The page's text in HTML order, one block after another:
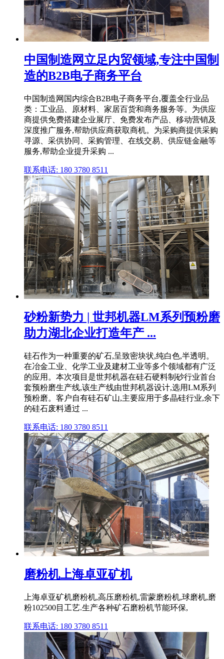
中国制造网立足内贸领域,专注中国制
造的B2B电子商务平台
中国制造网国内综合B2B电子商务平台,覆盖全行业品
类：工业品、原材料、家居百货和商务服务等。为供应
商提供免费搭建企业展厅、免费发布产品、移动营销及
深度推广服务,帮助供应商获取商机。为采购商提供采购
寻源、采供协同、采购管理、在线交易、供应链金融等
服务,帮助企业提升采购 ...
联系电话: 180 3780 8511
砂粉新势力 | 世邦机器LM系列预粉磨
助力湖北企业打造年产 ...
硅石作为一种重要的矿石,呈致密块状,纯白色,半透明。
在冶金工业、化学工业及建材工业等多个领域都有广泛
的应用。本次项目是世邦机器在硅石硬料制砂行业首台
套预粉磨生产线,该生产线由世邦机器设计,选用LM系列
预粉磨。客户自有硅石矿山,主要应用于多晶硅行业,余下
的硅石废料通过 ...
联系电话: 180 3780 8511
磨粉机上海卓亚矿机
上海卓亚矿机磨粉机,高压磨粉机,雷蒙磨粉机,球磨机,磨
粉102500目工艺.生产各种矿石磨粉机节能环保,
联系电话: 180 3780 8511